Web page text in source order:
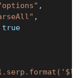
,
,
true